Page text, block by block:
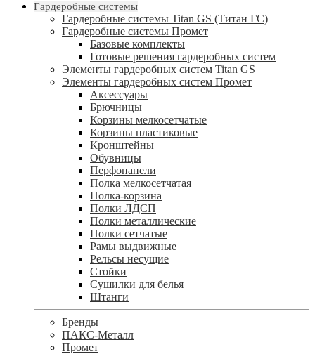
Гардеробные системы
Гардеробные системы Titan GS (Титан ГС)
Гардеробные системы Промет
Базовые комплекты
Готовые решения гардеробных систем
Элементы гардеробных систем Titan GS
Элементы гардеробных систем Промет
Аксессуары
Брючницы
Корзины мелкосетчатые
Корзины пластиковые
Кронштейны
Обувницы
Перфопанели
Полка мелкосетчатая
Полка-корзина
Полки ЛДСП
Полки металлические
Полки сетчатые
Рамы выдвижные
Рельсы несущие
Стойки
Сушилки для белья
Штанги
Бренды
ПАКС-Металл
Промет